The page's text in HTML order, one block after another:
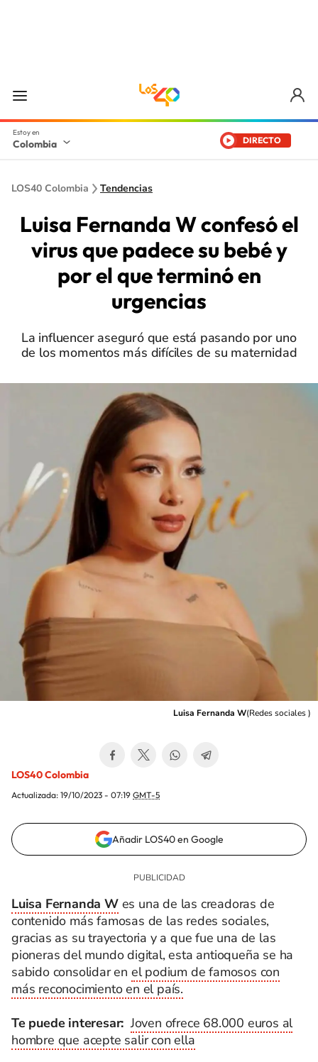
Colombia DIRECTO
LOS40 Colombia Tendencias
Luisa Fernanda W confesó el
virus que padece su bebé y
por el que terminó en
urgencias
La influencer aseguró que está pasando por uno
de los momentos más difíciles de su maternidad
Luisa Fernanda W(Redes sociales)
LOS40 Colombia
Actualizada: 19/10/2023 - 07:19 GMT-5
Añadir LOS40 en Google
Luisa Fernanda Wes una de las creadoras de
contenido más famosas de las redes sociales,
gracias as su trayectoria y a que fue una de las
pioneras del mundo digital, esta antioqueña se ha
sabido consolidar en el podium de famosos con
más reconocimiento en el país.
Te puede interesar: Joven ofrece 68.000 euros al
hombre que acepte salir con ella